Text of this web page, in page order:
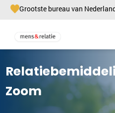
Grootste bureau van
Zoom